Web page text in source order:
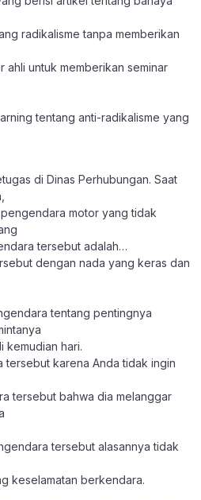
radikalisme tanpa memberikan
ahli untuk memberikan seminar
tentang anti-radikalisme yang
di Dinas Perhubungan. Saat
motor yang tidak
tersebut adalah…
dengan nada yang keras dan
tentang pentingnya
kemudian hari.
tersebut karena Anda tidak ingin
tersebut bahwa dia melanggar
tersebut alasannya tidak
keselamatan berkendara.